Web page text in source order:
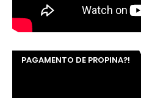
PAGAMENTO DE PROPINA?!